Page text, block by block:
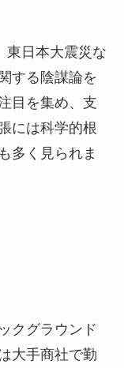
東日本大震災な
する陰謀論を
目を集め、支
には科学的根
多く見られま
クグラウンド
大手商社で勤